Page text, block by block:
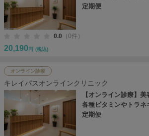
定期便
0.0 （0件）
20,190 円 (税込)
オンライン診療
キレイパスオンラインクリニック
【オンライン診療】美
各種ビタミンやトラ
定期便